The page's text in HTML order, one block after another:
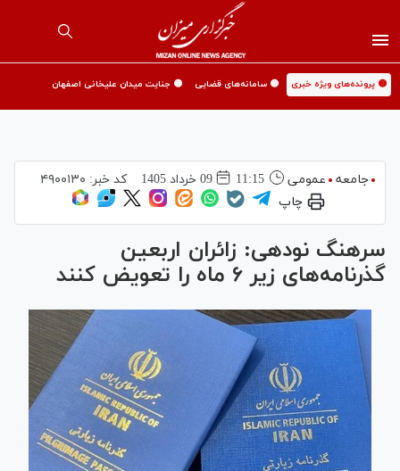
🟡 پرونده‌های ویژه خبری 🟡 سامانه‌های قضایی 🟡 جنایت میدان علیخانی اصفهان
جامعه عمومی 11:15 09 خرداد 1405 کد خبر: ۴۹۰۰۱۳۰
چاپ
سرهنگ نودهی: زائران اربعین
گذرنامه‌های زیر ۶ ماه را تعویض کنند